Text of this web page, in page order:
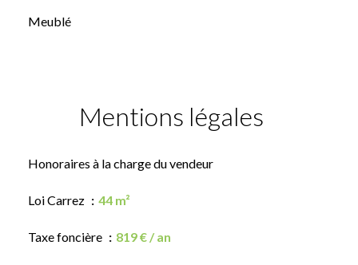
Meublé
Mentions légales
Honoraires à la charge du vendeur
Loi Carrez 44 m²
Taxe foncière 819 € / an